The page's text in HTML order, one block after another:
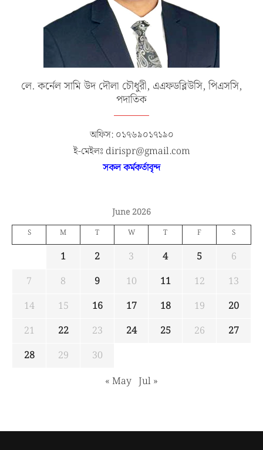
লে. কর্নেল সামি উদ দৌলা চৌধুরী, এএফডব্লিউসি, পিএসসি,
পদাতিক
অফিস: ০১৭৬৯০১৭১৯০
ই-মেইলঃ dirispr@gmail.com
সকল কর্মকর্তাবৃন্দ
June 2026
S M T W T F S
1 2 3 4 5
6
7
8 9 10 11 12
13
14
15 16 17 18 19
20
21
22 23 24 25 26
27
28
29
30
« May Jul »